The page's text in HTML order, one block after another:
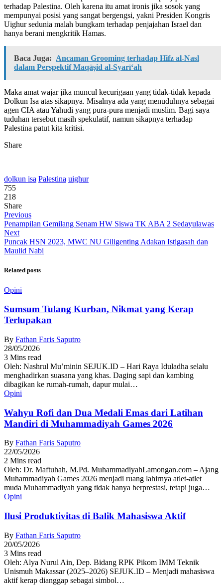
terhadap Palestina. Oleh karena itu amat ironis jika sosok yang
mempunyai posisi yang sangat bergengsi, yakni Presiden Kongris
Uighur sedunia malah bungkam terhadap penjajahan Israel dan
hanya berani mengkritik Hamas.
Baca Juga: Ancaman Grooming terhadap Hifz al-Nasl
dalam Perspektif Maqāṣid al-Syarī‘ah
Maka amat wajar jika muncul kecurigaan yang tidak-tidak kepada
Dolkun Isa atas sikapnya. Misalnya ada yang menuduhnya sebagai
agen CIA atau Yahudi yang pura-pura menjadi muslim. Bagi saya
tuduhan tersebut masih spekulatif, namun sikapnya terhadap
Palestina patut kita kritisi.
Share
dolkun isa Palestina uighur
755
218
Share
Previous
Penampilan Gemilang Senam HW Siswa TK ABA 2 Sedayulawas
Next
Puncak HSN 2023, MWC NU Giligenting Adakan Istigasah dan
Maulid Nabi
Related posts
Opini
Sumsum Tulang Kurban, Nikmat yang Kerap
Terlupakan
By Fathan Faris Saputro
28/05/2026
3 Mins read
Oleh: Nashrul Mu’minin SEJUK.ID – Hari Raya Iduladha selalu
menghadirkan suasana yang khas. Daging sapi dan kambing
dibagikan ke rumah-rumah, dapur mulai…
Opini
Wahyu Rofi dan Dua Medali Emas dari Latihan
Mandiri di Muhammadiyah Games 2026
By Fathan Faris Saputro
22/05/2026
2 Mins read
Oleh: Dr. Maftuhah, M.Pd. MuhammadiyahLamongan.com – Ajang
Muhammadiyah Games 2026 menjadi ruang lahirnya atlet-atlet
muda Muhammadiyah yang tidak hanya berprestasi, tetapi juga…
Opini
Ilusi Produktivitas di Balik Mahasiswa Aktif
By Fathan Faris Saputro
20/05/2026
3 Mins read
Oleh: Alya Nurul Ain, Dep. Bidang RPK Pikom IMM Teknik
Unismuh Makassar (2025–2026) SEJUK.ID – Menjadi mahasiswa
aktif kerap dianggap sebagai simbol…